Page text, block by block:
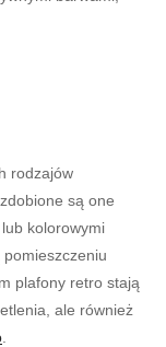
rodzajów
są one
kolorowymi
plafony retro stają
ale również